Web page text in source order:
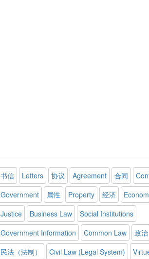
书信 Letters 协议 Agreement 合同
Government
属性 Property 经济
Justice
Business Law
Social Institutions
Government Information
Common Law 政治
民法（法制）
Civil Law (Legal System)